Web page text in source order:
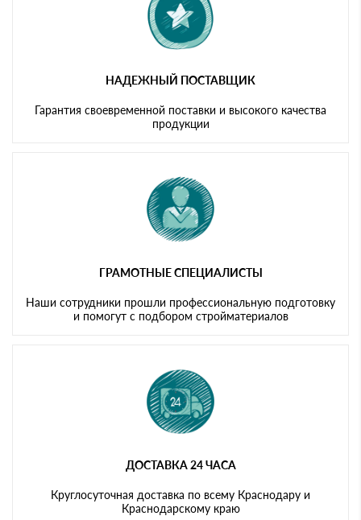
НАДЕЖНЫЙ ПОСТАВЩИК
Гарантия своевременной поставки и высокого качества
продукции
ГРАМОТНЫЕ СПЕЦИАЛИСТЫ
Наши сотрудники прошли профессиональную подготовку
и помогут с подбором стройматериалов
ДОСТАВКА 24 ЧАСА
Круглосуточная доставка по всему Краснодару и
Краснодарскому краю